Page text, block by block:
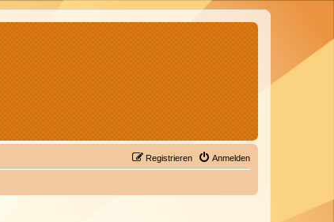
Anmelden
Registrieren